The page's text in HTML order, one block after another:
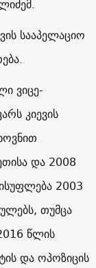
სააპელაციო
ვიცე-
კიევის
და 2008
2003
თუმცა
წლის
და ოპოზიცის